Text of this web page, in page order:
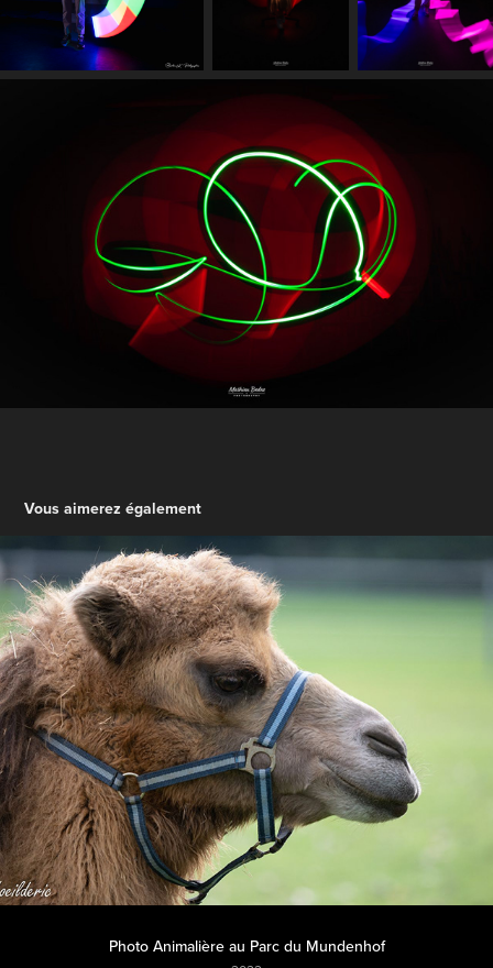
Vous aimerez également
Photo Animalière au Parc du Mundenhof